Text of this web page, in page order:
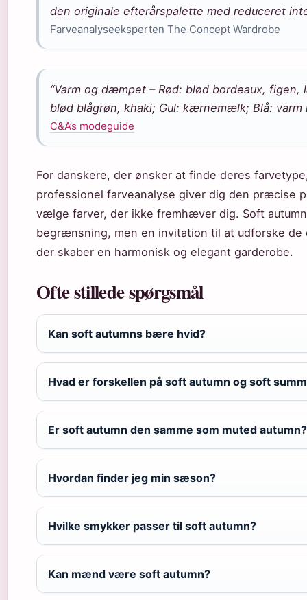
den originale efterårspalette med reduceret
Farveanalyseeksperten The Concept Wardrobe
“Varm og dæmpet – Rød: blød bordeaux, figen,
blød blågrøn, khaki; Gul: kærnemælk; Blå: varm
C&A’s modeguide
For danskere, der ønsker at finde deres
professionel farveanalyse giver dig den præcise
vælge farver, der ikke fremhæver dig. Soft
begrænsning, men en invitation til at udforske de
der skaber en harmonisk og elegant garderobe.
Ofte stillede spørgsmål
Kan soft autumns bære hvid?
Hvad er forskellen på soft autumn og soft
Er soft autumn den samme som muted autumn?
Hvordan finder jeg min sæson?
Hvilke smykker passer til soft autumn?
Kan mænd være soft autumn?